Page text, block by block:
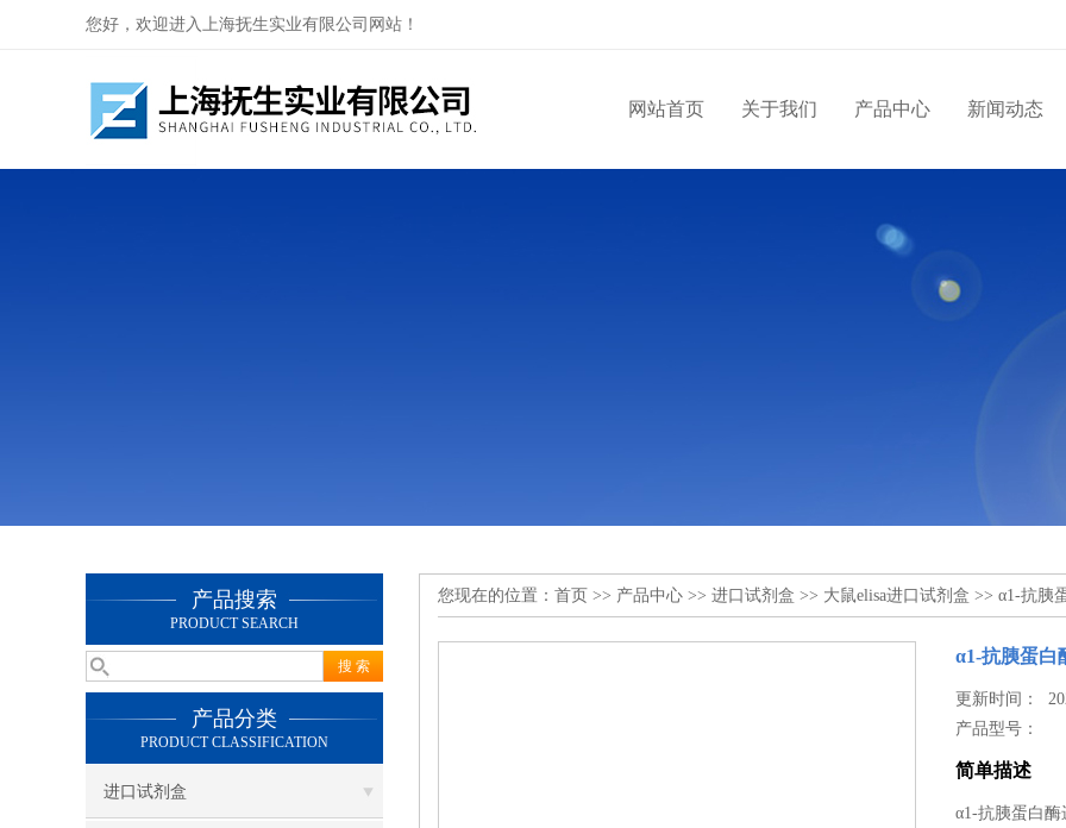
您好，欢迎进入上海抚生实业有限公司网站！
网站首页 关于我们 产品中心 新闻动态
产品搜索
PRODUCT SEARCH
产品分类
PRODUCT CLASSIFICATION
进口试剂盒
您现在的位置： 首页 >> 产品中心 >> 进口试剂盒 >> 大鼠elisa进口试剂盒 >> α1-抗胰
α1-抗胰蛋白
更新时间：
产品型号：
简单描述
α1-抗胰蛋白